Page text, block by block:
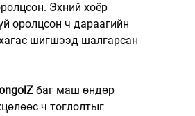
Эхний хоёр
оролцсон ч дараагийн
шигшээд шалгарсан
баг маш өндөр
ч тоглолтыг